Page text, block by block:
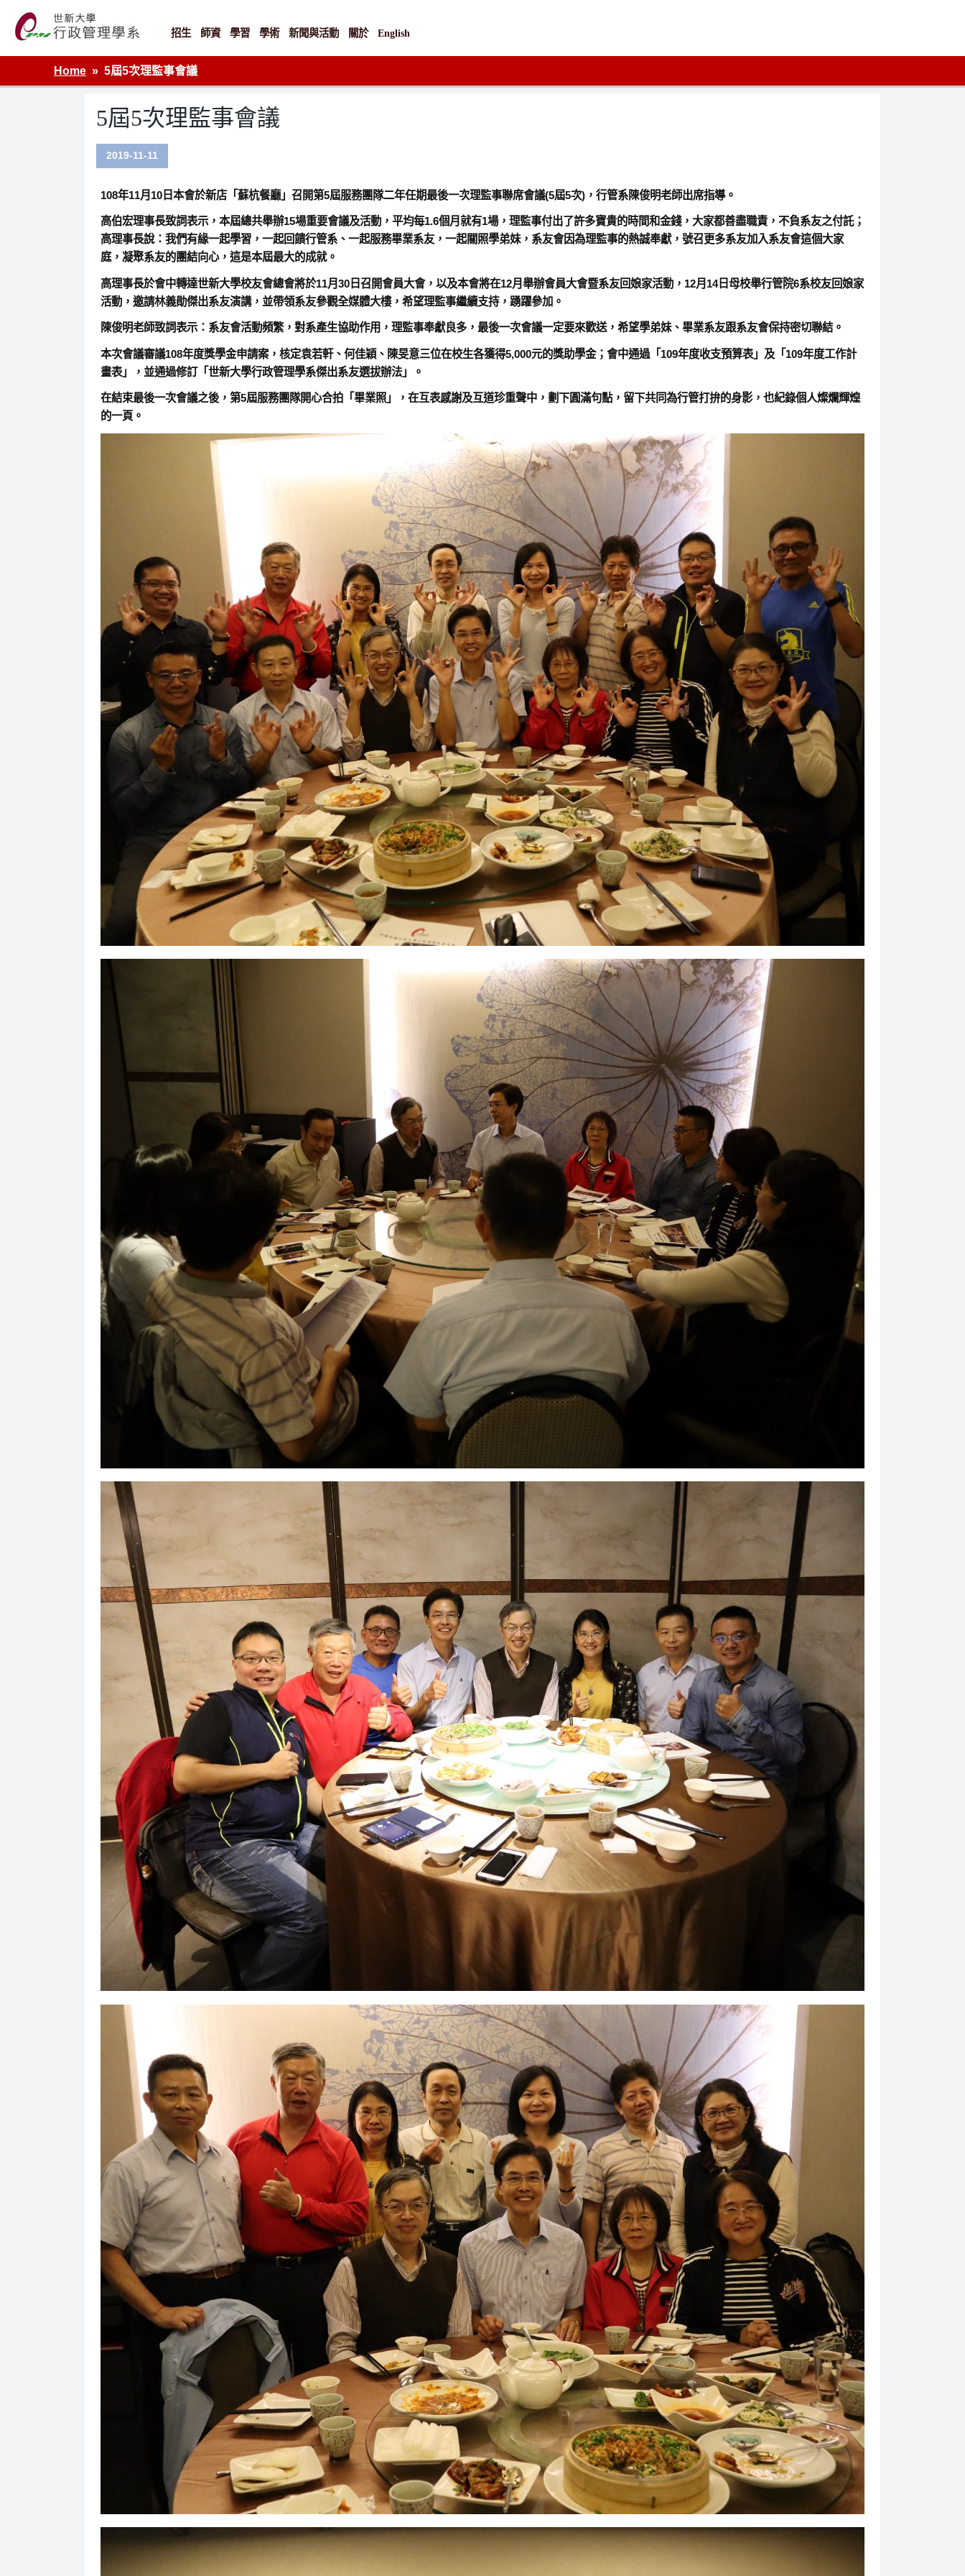
content
世新大學行政管理學系網站
招生 師資 學習 學術 新聞與活動 關於 English
Home 5屆5次理監事會議
5屆5次理監事會議
2019-11-11
108年11月10日本會於新店「蘇杭餐廳」召開第5屆服務團隊二年任期最後一次理監事聯席會議(5屆5次)，行管系陳俊明老師出席指導。
高伯宏理事長致詞表示，本屆總共舉辦15場重要會議及活動，平均每1.6個月就有1場，理監事付出了許多寶貴的時間和金錢，大家都善盡職責，不負系友之付託；
高理事長說：我們有緣一起學習，一起回饋行管系、一起服務畢業系友，一起關照學弟妹，系友會因為理監事的熱誠奉獻，號召更多系友加入系友會這個大家
庭，凝聚系友的團結向心，這是本屆最大的成就。
高理事長於會中轉達世新大學校友會總會將於11月30日召開會員大會，以及本會將在12月舉辦會員大會暨系友回娘家活動，12月14日母校舉行管院6系校友回娘家
活動，邀請林義勛傑出系友演講，並帶領系友參觀全媒體大樓，希望理監事繼續支持，踴躍參加。
陳俊明老師致詞表示：系友會活動頻繁，對系產生協助作用，理監事奉獻良多，最後一次會議一定要來歡送，希望學弟妹、畢業系友跟系友會保持密切聯結。
本次會議審議108年度獎學金申請案，核定袁若軒、何佳穎、陳旻意三位在校生各獲得5,000元的獎助學金；會中通過「109年度收支預算表」及「109年度工作計
畫表」，並通過修訂「世新大學行政管理學系傑出系友選拔辦法」。
在結束最後一次會議之後，第5屆服務團隊開心合拍「畢業照」，在互表感謝及互道珍重聲中，劃下圓滿句點，留下共同為行管打拚的身影，也紀錄個人燦爛輝煌
的一頁。